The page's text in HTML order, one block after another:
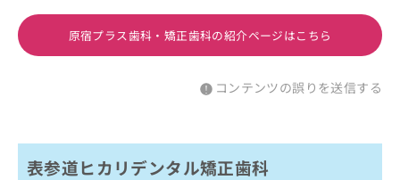
原宿プラス歯科・矯正歯科の紹介ページはこちら
コンテンツの誤りを送信する
表参道ヒカリデンタル矯正歯科